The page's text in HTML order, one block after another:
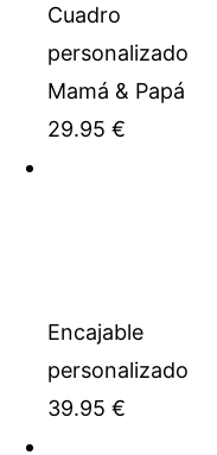
Cuadro
personalizado
Mamá & Papá
29.95 €
Encajable
personalizado
39.95 €